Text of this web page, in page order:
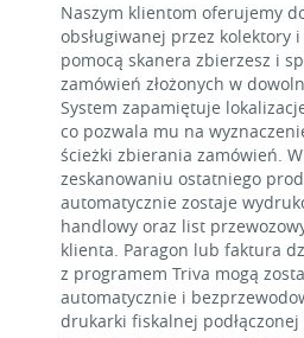
Naszym klientom oferujemy
obsługiwanej przez kolektory
pomocą skanera zbierzesz i
zamówień złożonych w
System zapamiętuje
co pozwala mu na
ścieżki zbierania zamówień.
zeskanowaniu ostatniego
automatycznie zostaje
handlowy oraz list
klienta. Paragon lub faktura
z programem Triva mogą
automatycznie i
drukarki fiskalnej